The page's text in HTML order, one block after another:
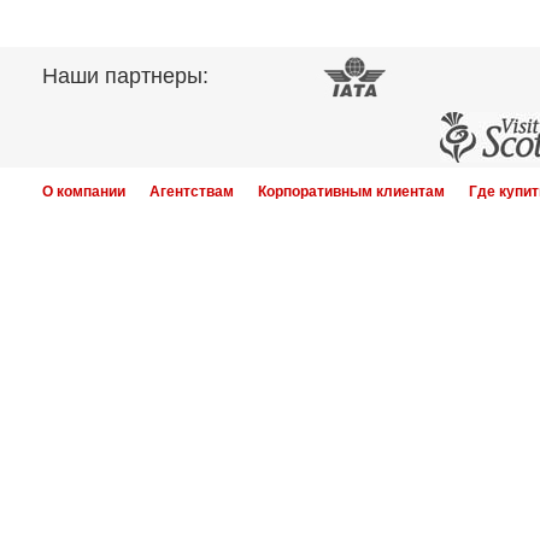
Наши партнеры:
О компании Агентствам Корпоративным клиентам Где